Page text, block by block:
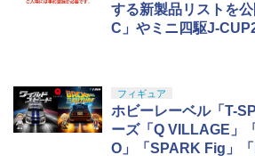
する新製品リストを
C」やミニ四駆J-
フィギュア
ホビーレーベル「T-
ーズ「Q VILLAGE」
O」「SPARK Fig」